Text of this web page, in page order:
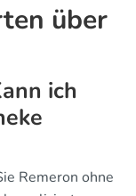
über
ich
Remeron ohne